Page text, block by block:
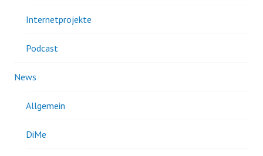
Internetprojekte
Podcast
News
Allgemein
DiMe